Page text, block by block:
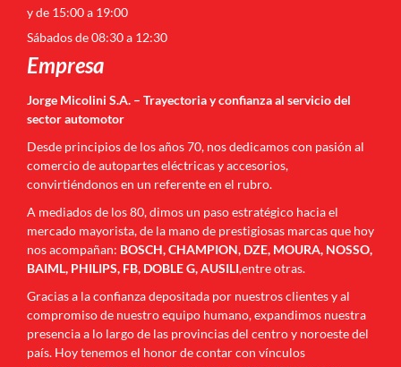
y de 15:00 a 19:00
Sábados de 08:30 a 12:30
Empresa
Jorge Micolini S.A. – Trayectoria y confianza al servicio del
sector automotor
Desde principios de los años 70, nos dedicamos con pasión al
comercio de autopartes eléctricas y accesorios,
convirtiéndonos en un referente en el rubro.
A mediados de los 80, dimos un paso estratégico hacia el
mercado mayorista, de la mano de prestigiosas marcas que hoy
nos acompañan: BOSCH, CHAMPION, DZE, MOURA, NOSSO,
BAIML, PHILIPS, FB, DOBLE G, AUSILI,entre otras.
Gracias a la confianza depositada por nuestros clientes y al
compromiso de nuestro equipo humano, expandimos nuestra
presencia a lo largo de las provincias del centro y noroeste del
país. Hoy tenemos el honor de contar con vínculos